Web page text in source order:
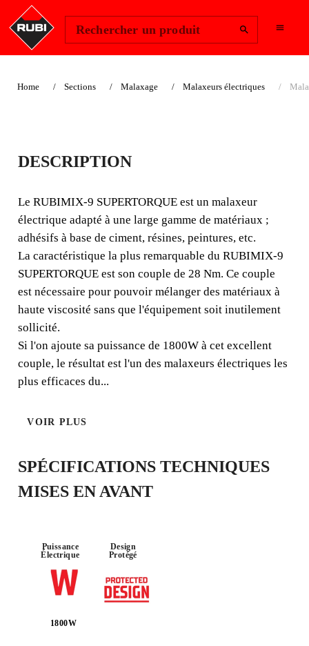
Rechercher un produit
Home Sections Malaxage Malaxeurs électriques
MALAXEUR
ÉLECTRIQUE
RUBIMIX-9
SUPERTORQUE
MALAXEUR ÉLECTRIQUE
POLYVALENT, ADAPTÉ AUX
COLLES À BASE DE
CIMENT, RÉSINES,
PEINTURES ET AUTRES
MATÉRIAUX.
électrique adapté à une large gamme de matériaux ;
PUISSANCE
1800W
DESCRIPTION
Le RUBIMIX-9 SUPERTORQUE est un malaxeur
électrique adapté à une large gamme de matériaux ;
adhésifs à base de ciment, résines, peintures, etc.
La caractéristique la plus remarquable du RUBIMIX-9
SUPERTORQUE est son couple de 28 Nm. Ce couple
est nécessaire pour pouvoir mélanger des matériaux à
haute viscosité sans que l'équipement soit inutilement
sollicité.
Si l'on ajoute sa puissance de 1800W à cet excellent
couple, le résultat est l'un des malaxeurs électriques les
plus efficaces du...
VOIR PLUS
SPÉCIFICATIONS TECHNIQUES
MISES EN AVANT
Puissance
Électrique
1800W
Design
Protégé